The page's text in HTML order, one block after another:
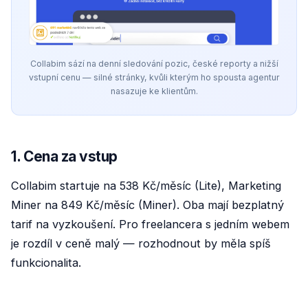
Collabim sází na denní sledování pozic, české reporty a nižší
vstupní cenu — silné stránky, kvůli kterým ho spousta agentur
nasazuje ke klientům.
1. Cena za vstup
Collabim startuje na 538 Kč/měsíc (Lite), Marketing
Miner na 849 Kč/měsíc (Miner). Oba mají bezplatný
tarif na vyzkoušení. Pro freelancera s jedním webem
je rozdíl v ceně malý — rozhodnout by měla spíš
funkcionalita.